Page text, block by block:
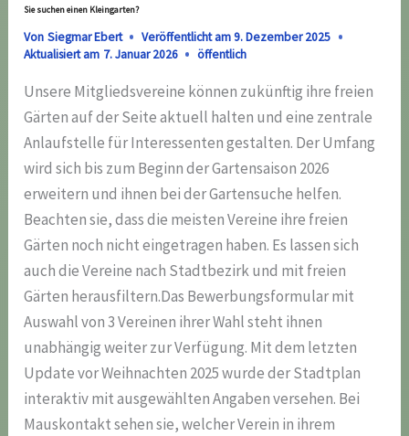
Sie suchen einen Kleingarten?
Von Siegmar Ebert Veröffentlicht am9. Dezember 2025
Aktualisiert am 7. Januar 2026 öffentlich
Unsere Mitgliedsvereine können zukünftig ihre freien
Gärten auf der Seite aktuell halten und eine zentrale
Anlaufstelle für Interessenten gestalten. Der Umfang
wird sich bis zum Beginn der Gartensaison 2026
erweitern und ihnen bei der Gartensuche helfen.
Beachten sie, dass die meisten Vereine ihre freien
Gärten noch nicht eingetragen haben. Es lassen sich
auch die Vereine nach Stadtbezirk und mit freien
Gärten herausfiltern.Das Bewerbungsformular mit
Auswahl von 3 Vereinen ihrer Wahl steht ihnen
unabhängig weiter zur Verfügung. Mit dem letzten
Update vor Weihnachten 2025 wurde der Stadtplan
interaktiv mit ausgewählten Angaben versehen. Bei
Mauskontakt sehen sie, welcher Verein in ihrem